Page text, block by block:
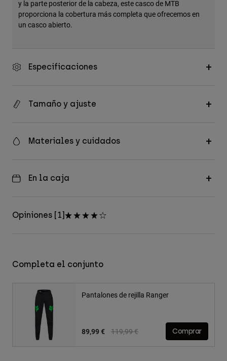
y la parte posterior de la cabeza, este casco de MTB
proporciona la cobertura más completa que ofrecemos en
un casco abierto.
Especificaciones
Tamaño y ajuste
Materiales y cuidados
En la caja
Opiniones [1]
Completa el conjunto
Pantalones de rejilla Ranger
Price reduced from
119,99 €to
89,99 € Comprar